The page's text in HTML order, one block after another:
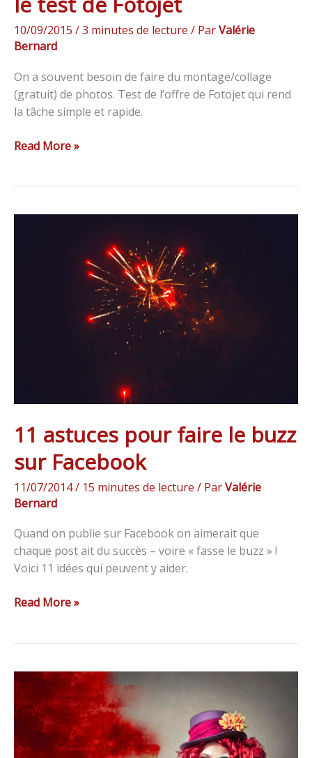
10/09/2015 /3 minutes de lecture / ParValérie
Bernard
On a souvent besoin de faire du montage/collage
(gratuit) de photos. Test de l’offre de Fotojet qui rend
la tâche simple et rapide.
Read More »
11 astuces pour faire le buzz
sur Facebook
11/07/2014/ 15 minutes de lecture / ParValérie
Bernard
Quand on publie sur Facebook on aimerait que
chaque post ait du succès – voire « fasse le buzz » !
Voici 11 idées qui peuvent y aider.
Read More »
Comment
créer
des
images
réussies